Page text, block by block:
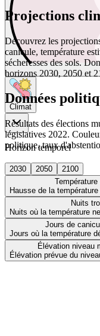
Climat
Horizon temporel
2030 2050
2100
Température
Hausse de la
Nuits
Nuits où la température
Jours de
Jours où la température
Élévation niveau
Élévation prévue du
Projections
Découvrez les
canicule, température
sécheresses des sols.
horizons 2030, 2050 et
Données
Résultats des élections
législatives 2022.
politique, taux